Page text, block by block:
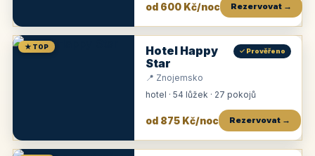
od 600 Kč/noc Rezervovat →
★ TOP
Hotel Happy
Star
✓ Prověřeno
📍 Znojemsko
hotel · 54 lůžek · 27 pokojů
od 875 Kč/noc Rezervovat →